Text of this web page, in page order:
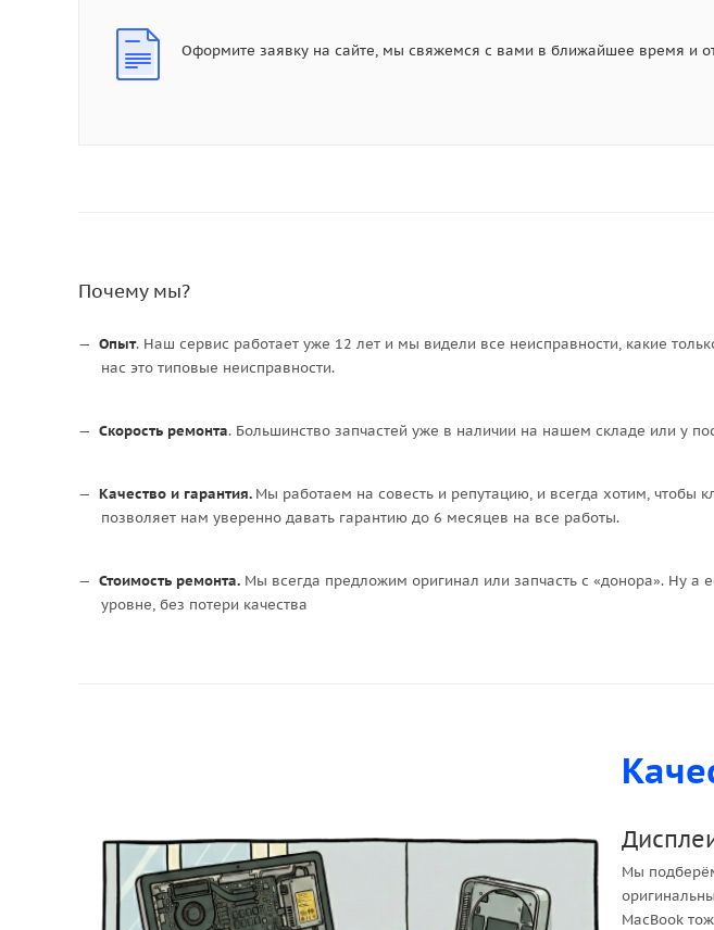
Оформите заявку на сайте, мы свяжемся с вами в ближайшее время и
Почему мы?
Опыт. Наш сервис работает уже 12 лет и мы видели все неисправности, какие
нас это типовые неисправности.
Скорость ремонта. Большинство запчастей уже в наличии на нашем складе или у
Качество и гарантия. Мы работаем на совесть и репутацию, и всегда хотим, чтобы
позволяет нам уверенно давать гарантию до 6 месяцев на все работы.
Стоимость ремонта. Мы всегда предложим оригинал или запчасть с «донора».
уровне, без потери качества
Мы
MacBook